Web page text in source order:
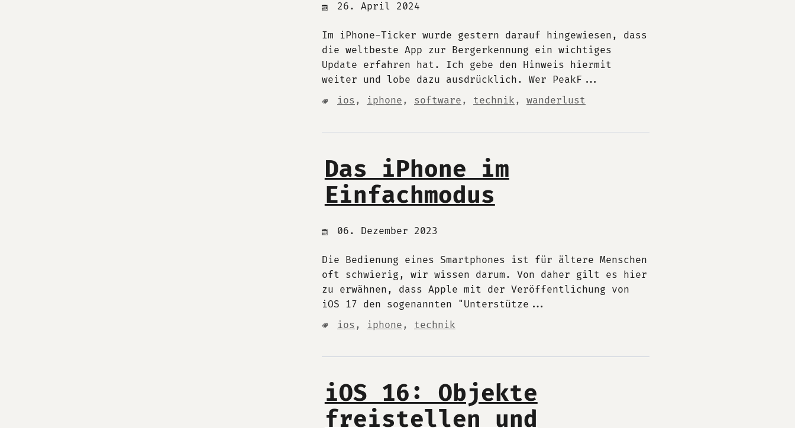
26. April 2024
Im iPhone-Ticker wurde gestern darauf hingewiesen, dass
die weltbeste App zur Bergerkennung ein wichtiges
Update erfahren hat. Ich gebe den Hinweis hiermit
weiter und lobe dazu ausdrücklich. Wer PeakF...
ios , iphone , software , technik , wanderlust
Das iPhone im
Einfachmodus
06. Dezember 2023
Die Bedienung eines Smartphones ist für ältere Menschen
oft schwierig, wir wissen darum. Von daher gilt es hier
zu erwähnen, dass Apple mit der Veröffentlichung von
iOS 17 den sogenannten "Unterstütze...
ios , iphone , technik
iOS 16: Objekte
freistellen und